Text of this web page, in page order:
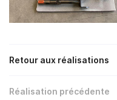
Retour aux réalisations
Réalisation précédente